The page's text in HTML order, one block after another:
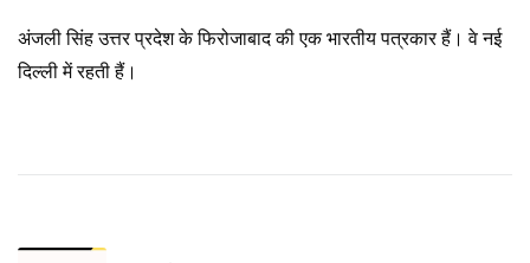
अंजली सिंह उत्तर प्रदेश के फिरोजाबाद की एक भारतीय पत्रकार हैं। वे नई
दिल्ली में रहती हैं।